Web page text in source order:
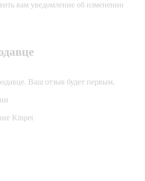
вам уведомление об изменении
Ваш отзыв будет первым.
Kinpet